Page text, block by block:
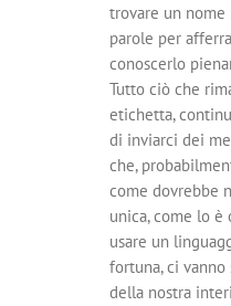
trovare un
parole per
conoscerlo
Tutto ciò che
etichetta,
di inviarci dei
che,
come dovrebbe
unica, come lo
usare un
fortuna, ci
della nostra